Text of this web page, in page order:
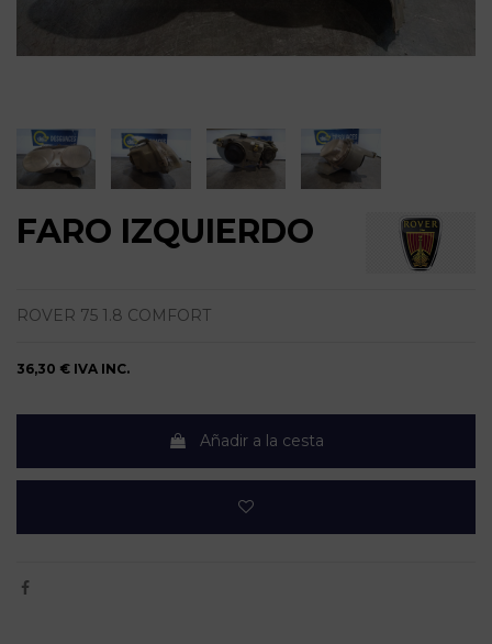
FARO IZQUIERDO
ROVER 75 1.8 COMFORT
36,30 € IVA INC.
Añadir a la cesta